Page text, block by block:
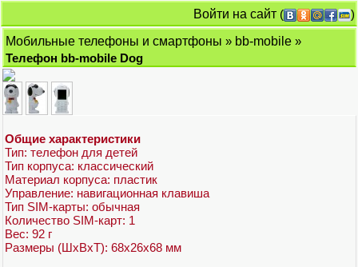
Войти на сайт (
)
Мобильные телефоны и смартфоны » bb-mobile »
Телефон bb-mobile Dog
Общие характеристики
Тип: телефон для детей
Тип корпуса: классический
Материал корпуса: пластик
Управление: навигационная клавиша
Тип SIM-карты: обычная
Количество SIM-карт: 1
Вес: 92 г
Размеры (ШxВxТ): 68x26x68 мм